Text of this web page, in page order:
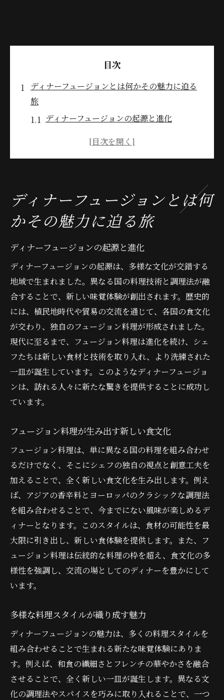
目次
ディナーフュージョンとは何かその魅力に迫る
旅
ディナーフュージョンの起源と進化
フュージョン料理が生み出す新しい食文化
世界中の味を一皿にまとめる技法
異国情緒溢れるディナーフュージョンの魅惑的
国境を超えた味わいの旅
異国のスパイスがアクセントに
フュージョン料理がもたらす異文化理解
世界各地の食材が生み出す調和
ディナーフュージョンが描く食の多様性
異国情緒を楽しむためのポイント
食材と調理法が織りなすディナーフュージョン
の魔法
多国籍な調理法の融合
食材の組み合わせで広がる可能性
シェフの創意工夫が光る瞬間
独自のアプローチで生まれる新しい味
ディナーフュージョンで味わう異文化の出会い
文化の壁を越えた味覚のシンフォニー
フュージョン料理が結ぶ文化の架け橋
異文化間の調和を体験する楽しみ
ディナーフュージョンが生む新たなコミュ
ニティ
秘密
シェフたちの創造力が生む革新的な料理
独自の視点で挑むフュージョンの探求
シェフの自由な発想が生む美味しさ
ディナーフュージョンとは何
かその魅力に迫る旅
ディナーフュージョンの起源と進化
ディナーフュージョンの起源は、多様な文化が交錯する
地域で生まれました。異なる国の料理技術と調理法が融
合することで、新しい味覚体験が創出されます。歴史的
には、植民地時代や貿易の交流を通じて、各国の食文化
が交わり、独自のフュージョン料理が形成されました。
現代に至るまで、フュージョン料理は進化を続け、シェ
フたちは新しい食材と技術を取り入れ、より洗練された
一皿が誕生しています。このようなディナーフュージョ
ンは、訪れる人々に新たな驚きを提供することに成功し
ています。
フュージョン料理が生み出す新しい食文化
フュージョン料理は、単に異なる国の料理を組み合わせ
るだけでなく、そこにシェフの独自の視点と創意工夫を
加えることで、全く新しい食文化を生み出します。例え
ば、アジアの香辛料とヨーロッパのクラシックな調理法
を組み合わせることで、今までにない風味が楽しめるデ
ィナーとなります。このスタイルは、食材の可能性を最
大限に引き出し、新しい食体験を提供します。また、フ
ュージョン料理は伝統的な料理の枠を超え、食文化の多
様性を強調し、交流の場としてのディナーを豊かにして
います。
多様な料理スタイルが織り成す魅力
ディナーフュージョンの魅力は、多くの料理スタイルを
組み合わせることで生まれる新たな味覚体験にありま
す。例えば、和食の繊細さとフレンチの華やかさを融合
させることで、全く新しい一皿が誕生します。異なる文
化の調理法やスパイスを巧みに取り入れることで、一つ